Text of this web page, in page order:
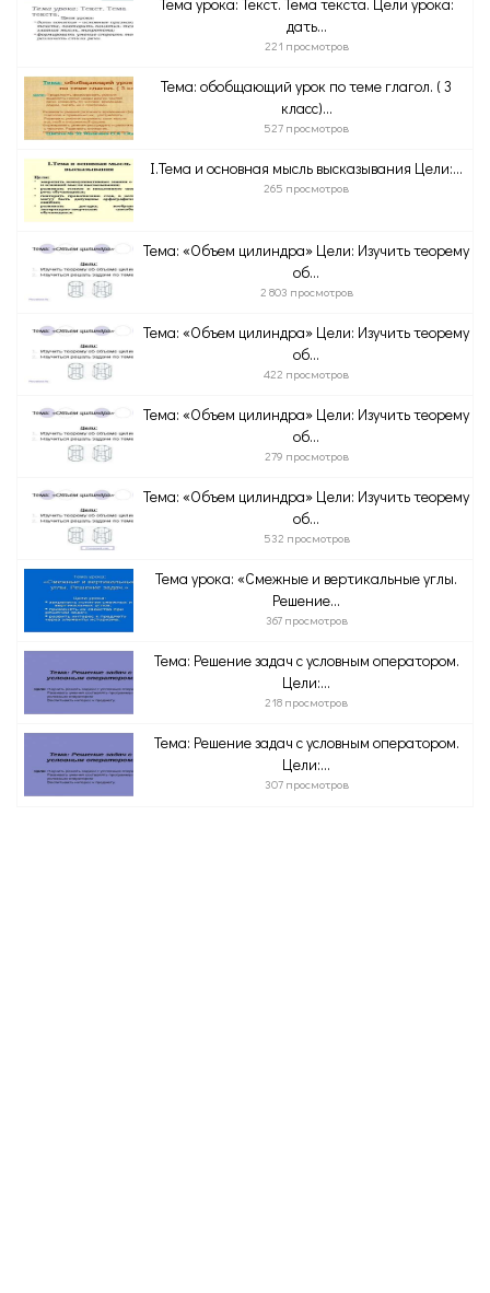
дать...
221 просмотров
Тема: обобщающий урок по теме глагол. ( 3
класс)...
527 просмотров
I.Тема и основная мысль высказывания Цели:...
265 просмотров
Тема: «Объем цилиндра» Цели: Изучить теорему
об...
2 803 просмотров
Тема: «Объем цилиндра» Цели: Изучить теорему
об...
422 просмотров
Тема: «Объем цилиндра» Цели: Изучить теорему
об...
279 просмотров
Тема: «Объем цилиндра» Цели: Изучить теорему
об...
532 просмотров
Тема урока: «Смежные и вертикальные углы.
Решение...
367 просмотров
Тема: Решение задач с условным оператором.
Цели:...
218 просмотров
Тема: Решение задач с условным оператором.
Цели:...
307 просмотров